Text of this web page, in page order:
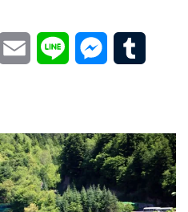
PinterestEmail Line Messenger